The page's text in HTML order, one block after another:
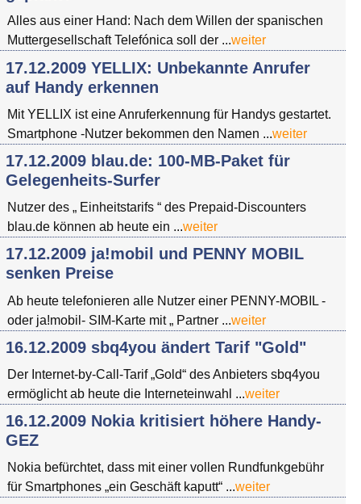
Alles aus einer Hand: Nach dem Willen der spanischen
Muttergesellschaft Telefónica soll der ...weiter
17.12.2009 YELLIX: Unbekannte Anrufer
auf Handy erkennen
Mit YELLIX ist eine Anruferkennung für Handys gestartet.
Smartphone -Nutzer bekommen den Namen ...weiter
17.12.2009 blau.de: 100-MB-Paket für
Gelegenheits-Surfer
Nutzer des „ Einheitstarifs “ des Prepaid-Discounters
blau.de können ab heute ein ...weiter
17.12.2009 ja!mobil und PENNY MOBIL
senken Preise
Ab heute telefonieren alle Nutzer einer PENNY-MOBIL -
oder ja!mobil- SIM-Karte mit „ Partner ...weiter
16.12.2009 sbq4you ändert Tarif "Gold"
Der Internet-by-Call-Tarif „Gold“ des Anbieters sbq4you
ermöglicht ab heute die Interneteinwahl ...weiter
16.12.2009 Nokia kritisiert höhere Handy-
GEZ
Nokia befürchtet, dass mit einer vollen Rundfunkgebühr
für Smartphones „ein Geschäft kaputt“ ...weiter